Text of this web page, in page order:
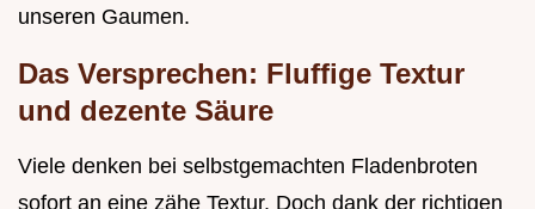
unseren Gaumen.
Das Versprechen: Fluffige Textur
und dezente Säure
Viele denken bei selbstgemachten Fladenbroten
sofort an eine zähe Textur. Doch dank der richtigen